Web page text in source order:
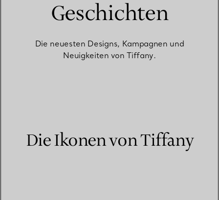
Geschichten
Die neuesten Designs, Kampagnen und
Neuigkeiten von Tiffany.
Die Ikonen von Tiffany